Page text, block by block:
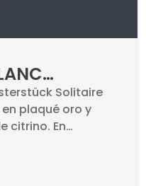
Citrino,
Solitaire
plaqué oro y
citrino. En